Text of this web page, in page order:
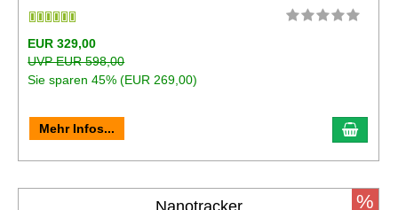
EUR 329,00
UVP EUR 598,00
Sie sparen 45% (EUR 269,00)
Mehr Infos... In
%